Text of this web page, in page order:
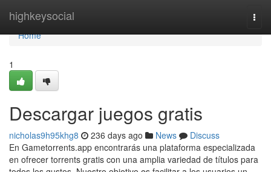
highkeysocial
Home
Home
1
Descargar juegos gratis
nicholas9h95khg8 236 days ago News
Discuss
En Gametorrents.app encontrarás una plataforma especializada
en ofrecer torrents gratis con una amplia variedad de títulos para